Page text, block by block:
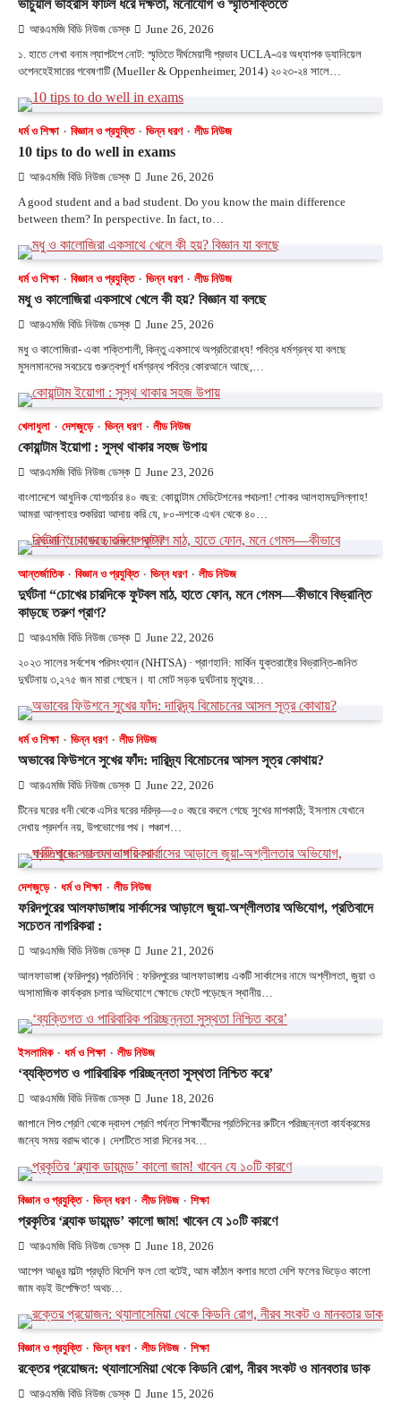
ভার্চুয়াল ভাইরাস ফাটল ধরে দক্ষতা, মনোযোগ ও স্মৃতিশক্তিতে
আরএমজি বিডি নিউজ ডেস্ক June 26, 2026
১. হাতে লেখা বনাম ল্যাপটপে নোট: স্মৃতিতে দীর্ঘমেয়াদী প্রভাব UCLA-এর অধ্যাপক ড্যানিয়েল
ওপেনহেইমারের গবেষণাটি (Mueller & Oppenheimer, 2014) ২০২৩-২৪ সালে…
ধর্ম ও শিক্ষা বিজ্ঞান ও প্রযুক্তি ভিন্ন ধরণ লীড নিউজ
10 tips to do well in exams
আরএমজি বিডি নিউজ ডেস্ক June 26, 2026
A good student and a bad student. Do you know the main difference
between them? In perspective. In fact, to…
ধর্ম ও শিক্ষা বিজ্ঞান ও প্রযুক্তি ভিন্ন ধরণ লীড নিউজ
মধু ও কালোজিরা একসাথে খেলে কী হয়? বিজ্ঞান যা বলছে
আরএমজি বিডি নিউজ ডেস্ক June 25, 2026
মধু ও কালোজিরা- একা শক্তিশালী, কিন্তু একসাথে অপ্রতিরোধ্য! পবিত্র ধর্মগ্রন্থ যা বলছে
মুসলমানদের সবচেয়ে গুরুত্বপূর্ণ ধর্মগ্রন্থ পবিত্র কোরআনে আছে,…
খেলাধুলা দেশজুড়ে ভিন্ন ধরণ লীড নিউজ
কোয়ান্টাম ইয়োগা : সুস্থ থাকার সহজ উপায়
আরএমজি বিডি নিউজ ডেস্ক June 23, 2026
বাংলাদেশে আধুনিক যোগচর্চার ৪০ বছর: কোয়ান্টাম মেডিটেশনের পথচলা! শোকর আলহামদুলিল্লাহ!
আমরা আল্লাহর শুকরিয়া আদায় করি যে, ৮০-দশকে এখন থেকে ৪০…
আন্তর্জাতিক বিজ্ঞান ও প্রযুক্তি ভিন্ন ধরণ লীড নিউজ
দুর্ঘটনা “চোখের চারদিকে ফুটবল মাঠ, হাতে ফোন, মনে গেমস—কীভাবে বিভ্রান্তি
কাড়ছে তরুণ প্রাণ?
আরএমজি বিডি নিউজ ডেস্ক June 22, 2026
২০২৩ সালের সর্বশেষ পরিসংখ্যান (NHTSA) · প্রাণহানি: মার্কিন যুক্তরাষ্ট্রে বিভ্রান্তি-জনিত
দুর্ঘটনায় ৩,২৭৫ জন মারা গেছেন। যা মোট সড়ক দুর্ঘটনায় মৃত্যুর…
ধর্ম ও শিক্ষা ভিন্ন ধরণ লীড নিউজ
অভাবের ফিউশনে সুখের ফাঁদ: দারিদ্র্য বিমোচনের আসল সূত্র কোথায়?
আরএমজি বিডি নিউজ ডেস্ক June 22, 2026
টিনের ঘরের ধনী থেকে এসির ঘরের দরিদ্র—৫০ বছরে বদলে গেছে সুখের মাপকাঠি; ইসলাম যেখানে
দেখায় প্রদর্শন নয়, উপভোগের পথ। পঞ্চাশ…
দেশজুড়ে ধর্ম ও শিক্ষা লীড নিউজ
ফরিদপুরের আলফাডাঙ্গায় সার্কাসের আড়ালে জুয়া-অশ্লীলতার অভিযোগ, প্রতিবাদে
সচেতন নাগরিকরা :
আরএমজি বিডি নিউজ ডেস্ক June 21, 2026
আলফাডাঙ্গা (ফরিদপুর) প্রতিনিধি : ফরিদপুরের আলফাডাঙ্গায় একটি সার্কাসের নামে অশ্লীলতা, জুয়া ও
অসামাজিক কার্যক্রম চলার অভিযোগে ক্ষোভে ফেটে পড়েছেন স্থানীয়…
ইসলামিক ধর্ম ও শিক্ষা লীড নিউজ
‘ব্যক্তিগত ও পারিবারিক পরিচ্ছন্নতা সুস্থতা নিশ্চিত করে’
আরএমজি বিডি নিউজ ডেস্ক June 18, 2026
জাপানে শিশু শ্রেণি থেকে দ্বাদশ শ্রেণি পর্যন্ত শিক্ষার্থীদের প্রতিদিনের রুটিনে পরিচ্ছন্নতা কার্যক্রমের
জন্যে সময় বরাদ্দ থাকে। দেশটিতে সারা দিনের সব…
বিজ্ঞান ও প্রযুক্তি ভিন্ন ধরণ লীড নিউজ শিক্ষা
প্রকৃতির ‘ব্ল্যাক ডায়মন্ড’ কালো জাম! খাবেন যে ১০টি কারণে
আরএমজি বিডি নিউজ ডেস্ক June 18, 2026
আপেল আঙুর মাল্টা প্রভৃতি বিদেশি ফল তো বটেই, আম কাঁঠাল কলার মতো দেশি ফলের ভিড়েও কালো
জাম বড়ই উপেক্ষিত! অথচ…
বিজ্ঞান ও প্রযুক্তি ভিন্ন ধরণ লীড নিউজ শিক্ষা
রক্তের প্রয়োজন: থ্যালাসেমিয়া থেকে কিডনি রোগ, নীরব সংকট ও মানবতার ডাক
আরএমজি বিডি নিউজ ডেস্ক June 15, 2026